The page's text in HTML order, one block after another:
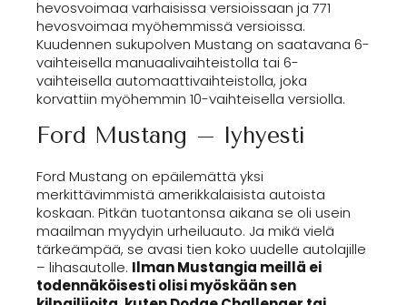
hevosvoimaa varhaisissa versioissaan ja 771
hevosvoimaa myöhemmissä versioissa.
Kuudennen sukupolven Mustang on saatavana 6-
vaihteisella manuaalivaihteistolla tai 6-
vaihteisella automaattivaihteistolla, joka
korvattiin myöhemmin 10-vaihteisella versiolla.
Ford Mustang – lyhyesti
Ford Mustang on epäilemättä yksi
merkittävimmistä amerikkalaisista autoista
koskaan. Pitkän tuotantonsa aikana se oli usein
maailman myydyin urheiluauto. Ja mikä vielä
tärkeämpää, se avasi tien koko uudelle autolajille
– lihasautolle. Ilman Mustangia meillä ei
todennäköisesti olisi myöskään sen